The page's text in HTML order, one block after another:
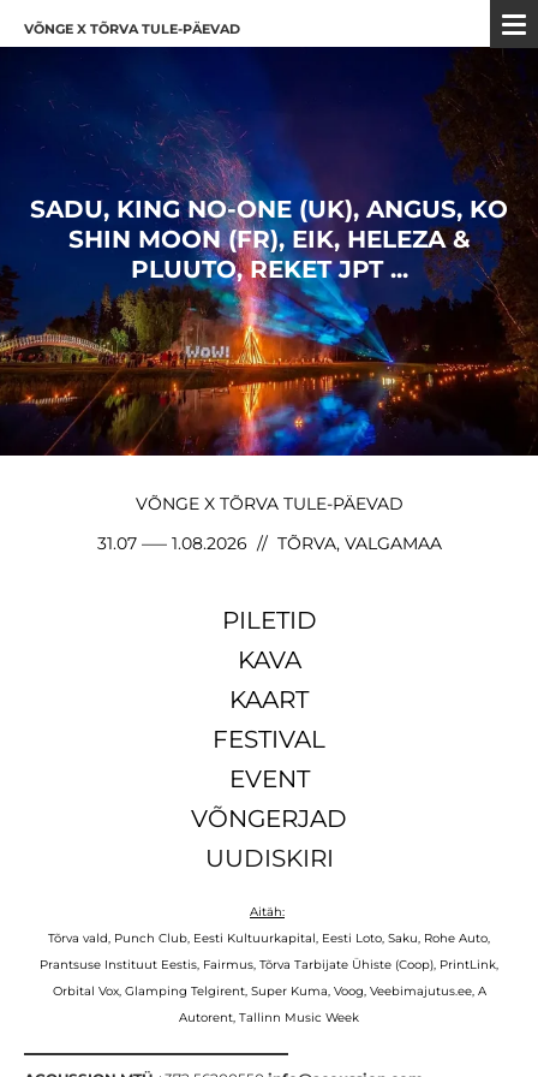
VÕNGE X TÕRVA TULE-PÄEVAD
SADU, KING NO-ONE (UK), ANGUS, KO
SHIN MOON (FR), EIK, HELEZA &
PLUUTO, REKET JPT ...
VÕNGE X TÕRVA TULE-PÄEVAD
31.07 ––– 1.08.2026 // TÕRVA, VALGAMAA
PILETID
KAVA
KAART
FESTIVAL
EVENT
VÕNGERJAD
UUDISKIRI
Aitäh:
Tõrva vald, Punch Club, Eesti Kultuurkapital, Eesti Loto, Saku, Rohe Auto,
Prantsuse Instituut Eestis, Fairmus, Tõrva Tarbijate Ühiste (Coop), PrintLink,
Orbital Vox, Glamping Telgirent, Super Kuma, Voog, Veebimajutus.ee, A
Autorent, Tallinn Music Week